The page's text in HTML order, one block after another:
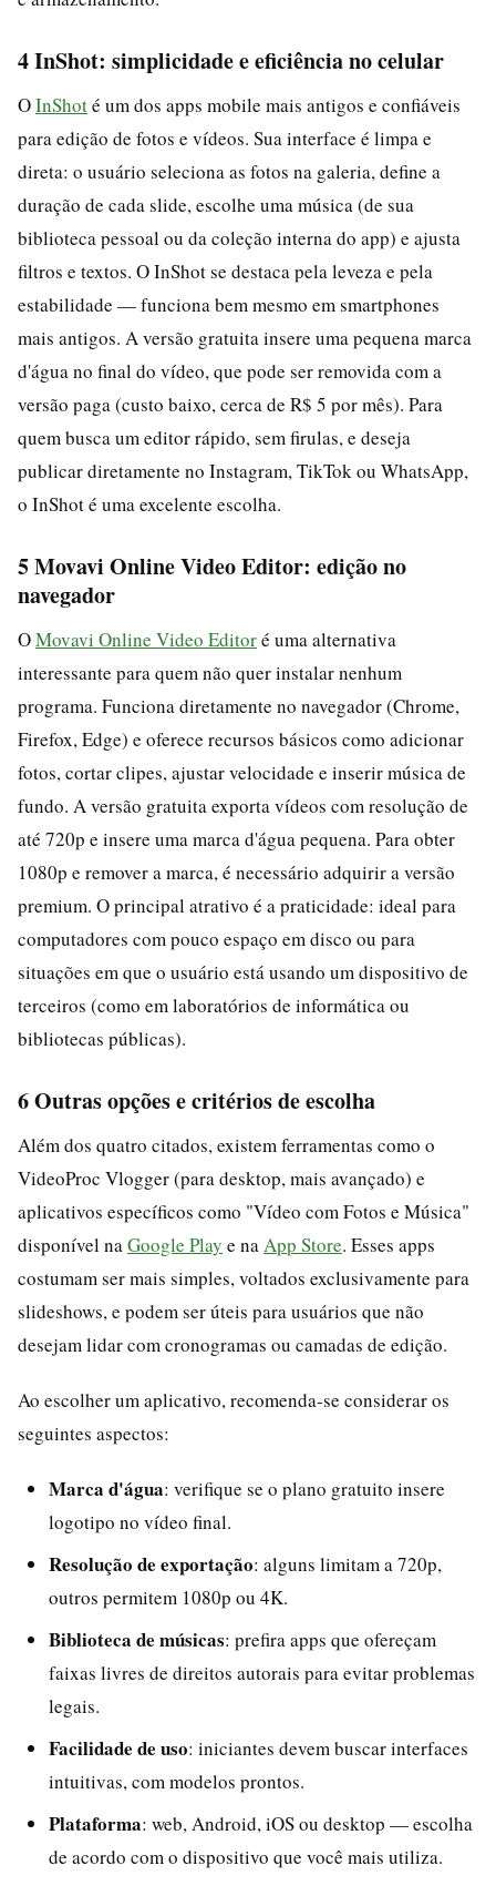
4 InShot: simplicidade e eficiência no celular
OInShoté um dos apps mobile mais antigos e confiáveis
para edição de fotos e vídeos. Sua interface é limpa e
direta: o usuário seleciona as fotos na galeria, define a
duração de cada slide, escolhe uma música (de sua
biblioteca pessoal ou da coleção interna do app) e ajusta
filtros e textos. O InShot se destaca pela leveza e pela
estabilidade — funciona bem mesmo em smartphones
mais antigos. A versão gratuita insere uma pequena marca
d'água no final do vídeo, que pode ser removida com a
versão paga (custo baixo, cerca de R$ 5 por mês). Para
quem busca um editor rápido, sem firulas, e deseja
publicar diretamente no Instagram, TikTok ou WhatsApp,
o InShot é uma excelente escolha.
5 Movavi Online Video Editor: edição no
navegador
OMovavi Online Video Editoré uma alternativa
interessante para quem não quer instalar nenhum
programa. Funciona diretamente no navegador (Chrome,
Firefox, Edge) e oferece recursos básicos como adicionar
fotos, cortar clipes, ajustar velocidade e inserir música de
fundo. A versão gratuita exporta vídeos com resolução de
até 720p e insere uma marca d'água pequena. Para obter
1080p e remover a marca, é necessário adquirir a versão
premium. O principal atrativo é a praticidade: ideal para
computadores com pouco espaço em disco ou para
situações em que o usuário está usando um dispositivo de
terceiros (como em laboratórios de informática ou
bibliotecas públicas).
6 Outras opções e critérios de escolha
Além dos quatro citados, existem ferramentas como o
VideoProc Vlogger (para desktop, mais avançado) e
aplicativos específicos como "Vídeo com Fotos e Música"
disponível na Google Play e na App Store. Esses apps
costumam ser mais simples, voltados exclusivamente para
slideshows, e podem ser úteis para usuários que não
desejam lidar com cronogramas ou camadas de edição.
Ao escolher um aplicativo, recomenda-se considerar os
seguintes aspectos:
Marca d'água: verifique se o plano gratuito insere
logotipo no vídeo final.
Resolução de exportação: alguns limitam a 720p,
outros permitem 1080p ou 4K.
Biblioteca de músicas: prefira apps que ofereçam
faixas livres de direitos autorais para evitar problemas
legais.
Facilidade de uso: iniciantes devem buscar interfaces
intuitivas, com modelos prontos.
Plataforma: web, Android, iOS ou desktop — escolha
de acordo com o dispositivo que você mais utiliza.